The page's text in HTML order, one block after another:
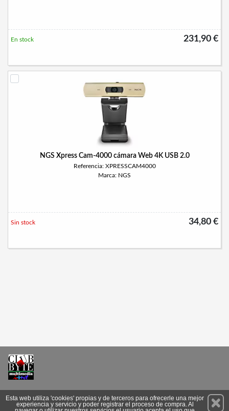
231,90 €
En stock
NGS Xpress Cam-4000 cámara Web 4K USB 2.0
Referencia: XPRESSCAM4000
Marca: NGS
34,80 €
Sin stock
Suscríbete
Esta web utiliza 'cookies' propias y de terceros para ofrecerle una mejor
experiencia y servicio y poder registrar el proceso de compra. Al